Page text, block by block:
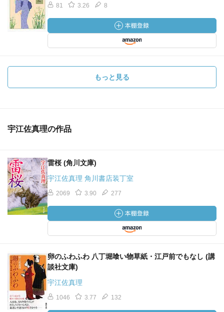
81 3.26 8
もっと見る
宇江佐真理の作品
雷桜 (角川文庫)
宇江佐真理 角川書店装丁室
2069 3.90 277
卵のふわふわ 八丁堀喰い物草紙・江戸前でもなし (講
談社文庫)
宇江佐真理
1046 3.77 132